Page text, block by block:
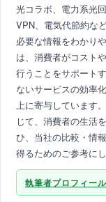
光コラボ、電力系光
VPN、電気代節約な
必要な情報をわかり
は、消費者がコスト
行うことをサポート
ないサービスの効率
上に寄与しています
じて、消費者の生活
ひ、当社の比較・情
得るためのご参考に
執筆者プロフィー